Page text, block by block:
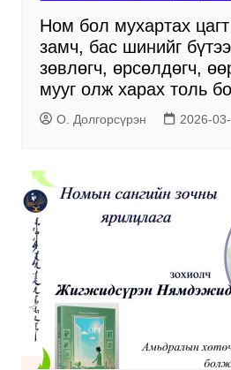
Ном бол мухартах
замч, бас шинийг
зөвлөгч, өрсөлдөгч,
мууг олж харах толь
О. Долгорсүрэн 2026-